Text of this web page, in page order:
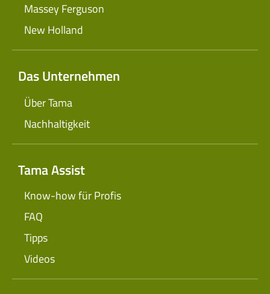
Massey Ferguson
New Holland
Das Unternehmen
Über Tama
Nachhaltigkeit
Tama Assist
Know-how für Profis
FAQ
Tipps
Videos